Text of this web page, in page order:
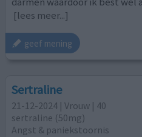
[lees meer...]
geef mening
Sertraline
21-12-2024 | Vrouw | 40
sertraline (50mg)
Angst & paniekstoornis